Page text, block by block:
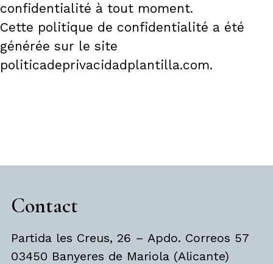
confidentialité à tout moment.
Cette politique de confidentialité a été
générée sur le site
politicadeprivacidadplantilla.com.
Contact
Partida les Creus, 26 – Apdo. Correos 57
03450 Banyeres de Mariola (Alicante)